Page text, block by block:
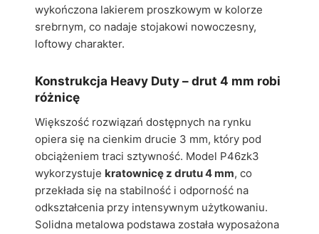
wykończona lakierem proszkowym w kolorze
srebrnym, co nadaje stojakowi nowoczesny,
loftowy charakter.
Konstrukcja Heavy Duty – drut 4 mm robi
różnicę
Większość rozwiązań dostępnych na rynku
opiera się na cienkim drucie 3 mm, który pod
obciążeniem traci sztywność. Model P46zk3
wykorzystuje kratownicę z drutu 4 mm, co
przekłada się na stabilność i odporność na
odkształcenia przy intensywnym użytkowaniu.
Solidna metalowa podstawa została wyposażona